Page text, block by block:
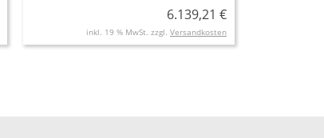
6.139,21 €
inkl. 19 % MwSt. zzgl. Versandkosten